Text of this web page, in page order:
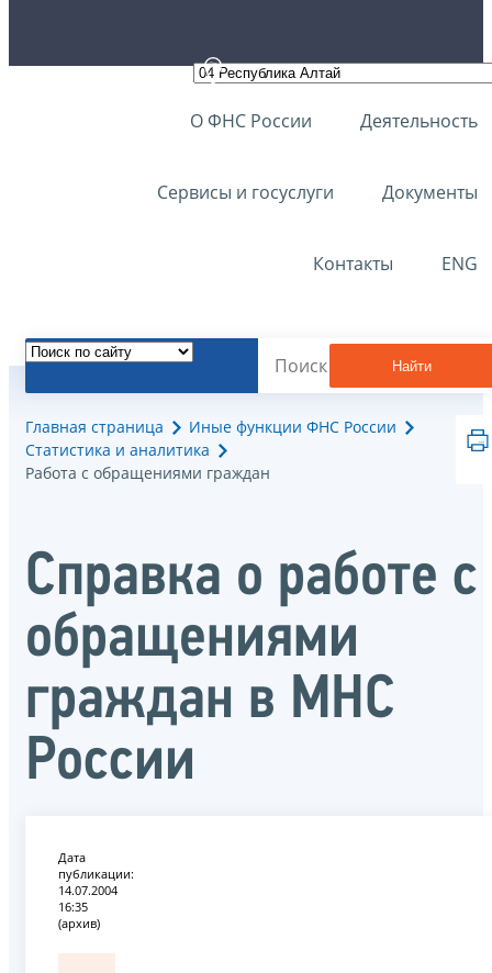
О ФНС России Деятельность
Сервисы и госуслуги Документы
Контакты ENG
Найти
Главная страница
Иные функции ФНС России
Статистика и аналитика
Работа с обращениями граждан
Справка о работе с
обращениями
граждан в МНС
России
Дата
публикации:
14.07.2004
16:35
(архив)